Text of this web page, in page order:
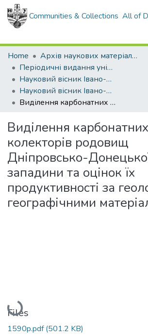
Communities & Collections All of
Home
Архів наукових матеріалів
Періодичні видання університету
Науковий вісник Івано-Франківського національного технічного університету нафти і газу
Науковий вісник Івано-Франківського національного технічного університету нафти і газу - 2006 - №2
Виділення карбонатних колекторів родовищ Дніпровсько-Донецької западини та оцінок їх продуктивності за геолого-географічними матеріалами
Виділення карбонатних
колекторів родовищ
Дніпровсько-
западини та оцінок їх
продуктивності за
географічними
Loading...
Files
1590p.pdf(501.2 KB)